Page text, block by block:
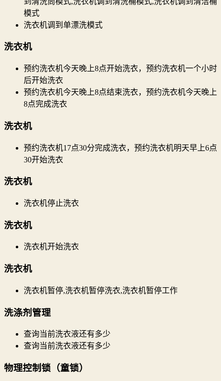
模式
洗衣机调到单漂洗模式
洗衣机
预约洗衣机今天晚上8点开始洗衣，预约洗衣机一个小时
后开始洗衣
预约洗衣机今天晚上8点结束洗衣，预约洗衣机今天晚上
8点完成洗衣
洗衣机
预约洗衣机17点30分完成洗衣，预约洗衣机明天早上6点
30开始洗衣
洗衣机
洗衣机停止洗衣
洗衣机
洗衣机开始洗衣
洗衣机
洗衣机暂停,洗衣机暂停洗衣,洗衣机暂停工作
洗涤剂管理
查询当前洗衣液还有多少
查询当前洗衣液还有多少
物理控制锁（童锁）